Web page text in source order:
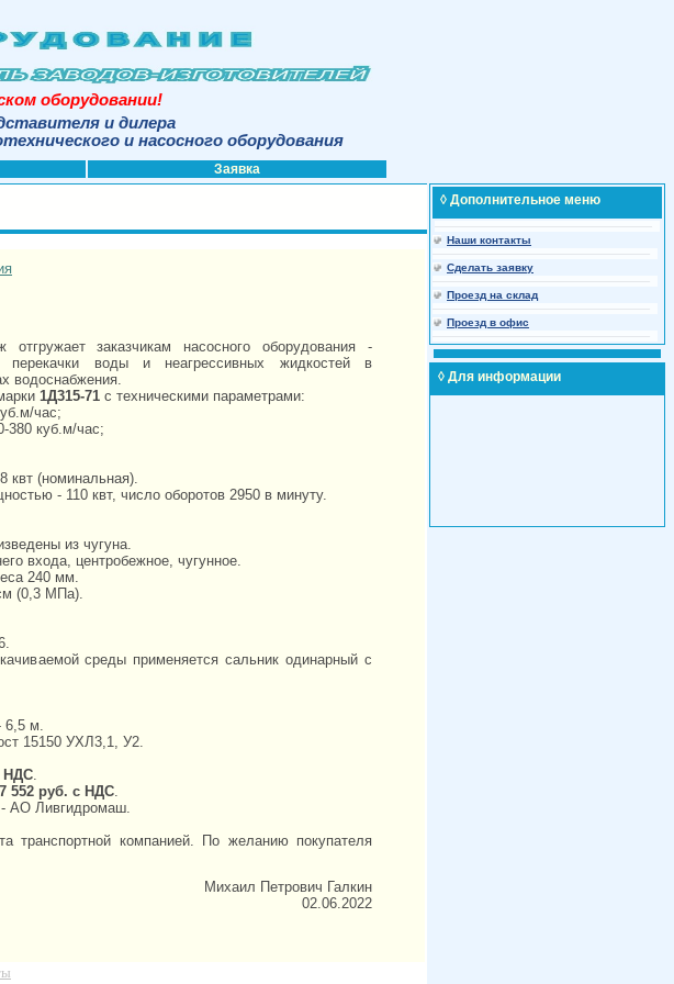
оборудовании!
и дилера
и насосного оборудования
Заявка
отгружает заказчикам насосного оборудования -
воды и неагрессивных жидкостей в
водоснабжения.
1Д315-71 с техническими параметрами:
час;
380 куб.м/час;
квт (номинальная).
- 110 квт, число оборотов 2950 в минуту.
из чугуна.
входа, центробежное, чугунное.
240 мм.
(0,3 МПа).
среды применяется сальник одинарный с
6,5 м.
15150 УХЛ3,1, У2.
НДС.
552 руб. c НДС.
- АО Ливгидромаш.
транспортной компанией. По желанию покупателя
Михаил Петрович Галкин
02.06.2022
◊ Дополнительное меню
Наши контакты
Сделать заявку
Проезд на склад
Проезд в офис
◊ Для информации